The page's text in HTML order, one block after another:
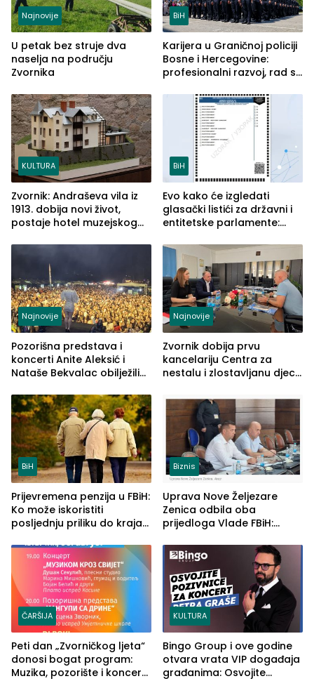
Najnovije
U petak bez struje dva
naselja na području
Zvornika
BiH
Karijera u Graničnoj policiji
Bosne i Hercegovine:
profesionalni razvoj, rad sa
služba građanima
KULTURA
Zvornik: Andraševa vila iz
1913. dobija novi život,
postaje hotel muzejskog
BiH
Evo kako će izgledati
glasački listići za državni i
entitetske parlamente:
vidljive na njima
Najnovije
Pozorišna predstava i
koncerti Anite Aleksić i
Nataše Bekvalac obilježili
ljeta (FOTO)
Najnovije
Zvornik dobija prvu
kancelariju Centra za
nestalu i zlostavljanu djecu
BiH
Prijevremena penzija u FBiH:
Ko može iskoristiti
posljednju priliku do kraja
Biznis
Uprava Nove Željezare
Zenica odbila oba
prijedloga Vlade FBiH:
rješenje
ČARŠIJA
Peti dan „Zvorničkog ljeta“
donosi bogat program:
Muzika, pozorište i koncert
KULTURA
Bingo Group i ove godine
otvara vrata VIP događaja
građanima: Osvojite